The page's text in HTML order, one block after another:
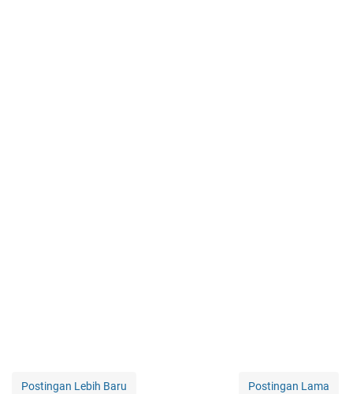
Postingan Lebih Baru Postingan Lama